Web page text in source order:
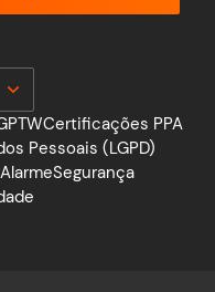
Certificações PPA
Pessoais (LGPD)
Segurança